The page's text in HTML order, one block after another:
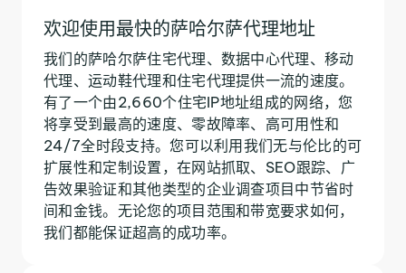
欢迎使用最快的萨哈尔萨代理地址
我们的萨哈尔萨住宅代理、数据中心代理、移动
代理、运动鞋代理和住宅代理提供一流的速度。
有了一个由2,660个住宅IP地址组成的网络，您
将享受到最高的速度、零故障率、高可用性和
24/7全时段支持。您可以利用我们无与伦比的可
扩展性和定制设置，在网站抓取、SEO跟踪、广
告效果验证和其他类型的企业调查项目中节省时
间和金钱。无论您的项目范围和带宽要求如何，
我们都能保证超高的成功率。